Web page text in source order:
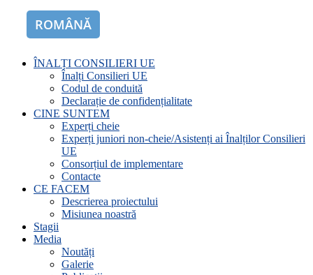
ROMÂNĂ
ÎNALȚI CONSILIERI UE
Înalți Consilieri UE
Codul de conduită
Declarație de confidențialitate
CINE SUNTEM
Experți cheie
Experți juniori non-cheie/Asistenți ai Înalților Consilieri
UE
Consorțiul de implementare
Contacte
CE FACEM
Descrierea proiectului
Misiunea noastră
Stagii
Media
Noutăți
Galerie